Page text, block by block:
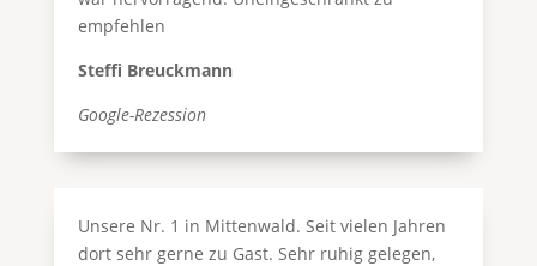
empfehlen
Steffi Breuckmann
Google-Rezession
Unsere Nr. 1 in Mittenwald. Seit vielen Jahren
dort sehr gerne zu Gast. Sehr ruhig gelegen,